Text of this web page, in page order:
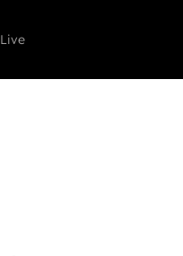
Live